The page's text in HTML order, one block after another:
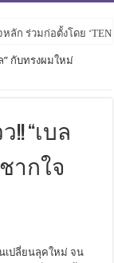
ก ร่วมก่อตั้งโดย
” กับทรงผมใหม่
!! “เบล
ากใจ
เปลี่ยนลุคใหม่ จน